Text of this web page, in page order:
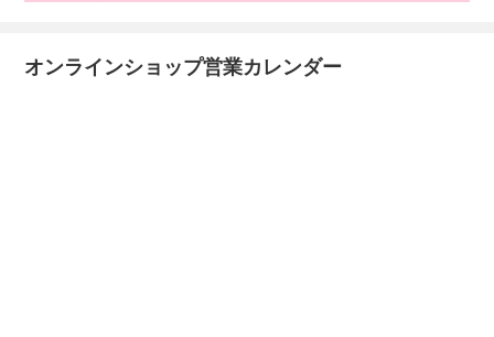
オンラインショップ営業カレンダー